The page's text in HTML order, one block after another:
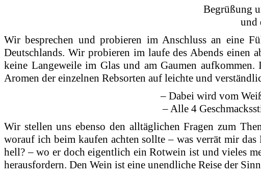
Begrüßung
und
Wir besprechen und probieren im Anschluss an eine
Deutschlands. Wir probieren im laufe des Abends
keine Langeweile im Glas und am Gaumen
Aromen der einzelnen Rebsorten auf leichte und
– Dabei wird vom
– Alle 4
Wir stellen uns ebenso den alltäglichen Fragen zum
worauf ich beim kaufen achten sollte – was verrät mir
hell? – wo er doch eigentlich ein Rotwein ist und vieles
herausfordern. Den Wein ist eine unendliche Reise der